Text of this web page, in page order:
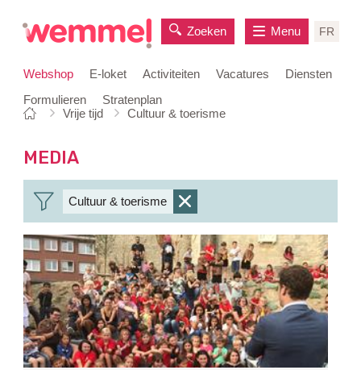
Webshop E-loket Activiteiten Vacatures
Diensten
Formulieren
Stratenplan
Zoeken FR
Menu
Je
hier:
Startpagina
Vrije tijd Cultuur & toerisme
MEDIA
verwijder
filter
Cultuur & toerisme